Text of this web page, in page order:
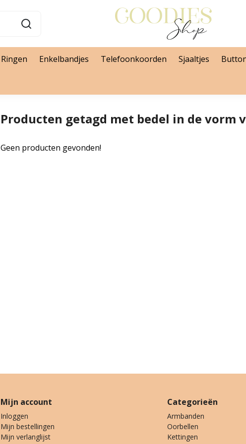
Ringen Enkelbandjes Telefoonkoorden Sjaaltjes
Producten getagd met bedel in de vorm
Geen producten gevonden!
Mijn account
Inloggen
Mijn bestellingen
Mijn verlanglijst
Categorieën
Armbanden
Oorbellen
Kettingen